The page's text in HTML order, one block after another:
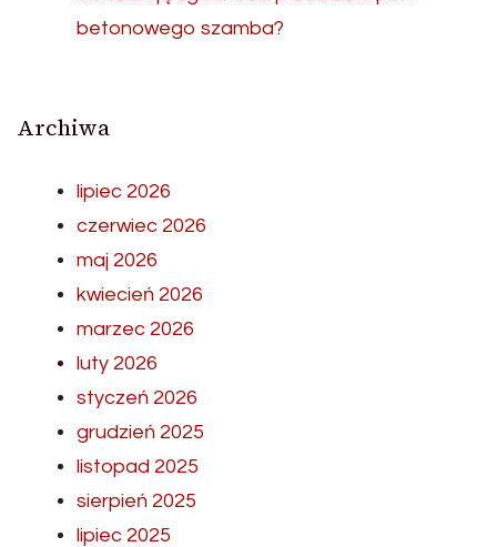
betonowego szamba?
Archiwa
lipiec 2026
czerwiec 2026
maj 2026
kwiecień 2026
marzec 2026
luty 2026
styczeń 2026
grudzień 2025
listopad 2025
sierpień 2025
lipiec 2025